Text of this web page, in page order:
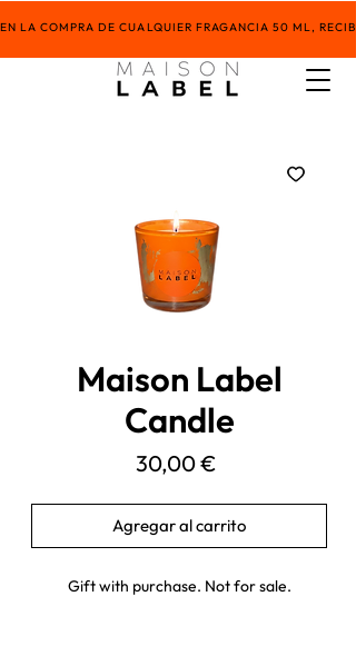
EN LA COMPRA DE CUALQUIER FRAGANCIA 50 ML,
Maison Label
Candle
30,00 €
Agregar al carrito
Gift with purchase. Not for sale.